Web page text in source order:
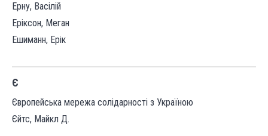
Ерну, Васілій
Еріксон, Меган
Ешиманн, Ерік
Є
Європейська мережа солідарності з Україною
Єйтс, Майкл Д.